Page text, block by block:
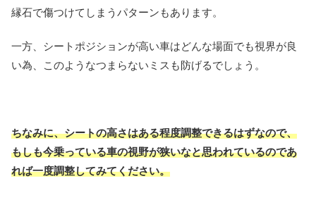
縁石で傷つけてしまうパターンもあります。
一方、シートポジションが高い車はどんな場面でも視界が良
い為、このようなつまらないミスも防げるでしょう。
ちなみに、シートの高さはある程度調整できるはずなので、
もしも今乗っている車の視野が狭いなと思われているのであ
れば一度調整してみてください。